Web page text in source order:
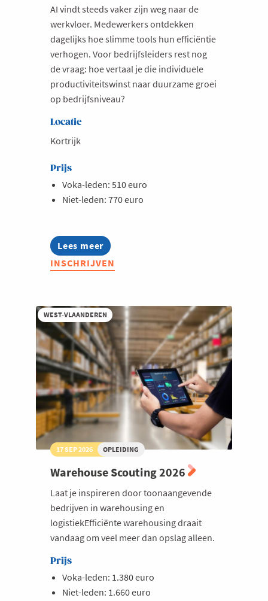
AI vindt steeds vaker zijn weg naar de
werkvloer. Medewerkers ontdekken
dagelijks hoe slimme tools hun efficiëntie
verhogen. Voor bedrijfsleiders rest nog
de vraag: hoe vertaal je die individuele
productiviteitswinst naar duurzame groei
op bedrijfsniveau?
Locatie
Kortrijk
Prijs
Voka-leden: 510 euro
Niet-leden: 770 euro
Lees meer
about
Opleiding:
AI-
technologie
naar
competitief
voordeel
INSCHRIJVEN
WEST-VLAANDEREN
17 SEP 2026 OPLEIDING
Warehouse Scouting 2026
Laat je inspireren door toonaangevende
bedrijven in warehousing en
logistiekEfficiënte warehousing draait
vandaag om veel meer dan opslag alleen.
Prijs
Voka-leden: 1.380 euro
Niet-leden: 1.660 euro